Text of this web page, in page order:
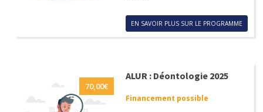
EN SAVOIR PLUS SUR LE PROGRAMME
70,00€
ALUR : Déontologie 2025
Financement possible